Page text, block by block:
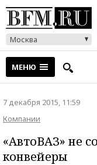
Москва
МЕНЮ
7 декабря 2015, 11:59
Компании
«АвтоВАЗ» не
конвейеры